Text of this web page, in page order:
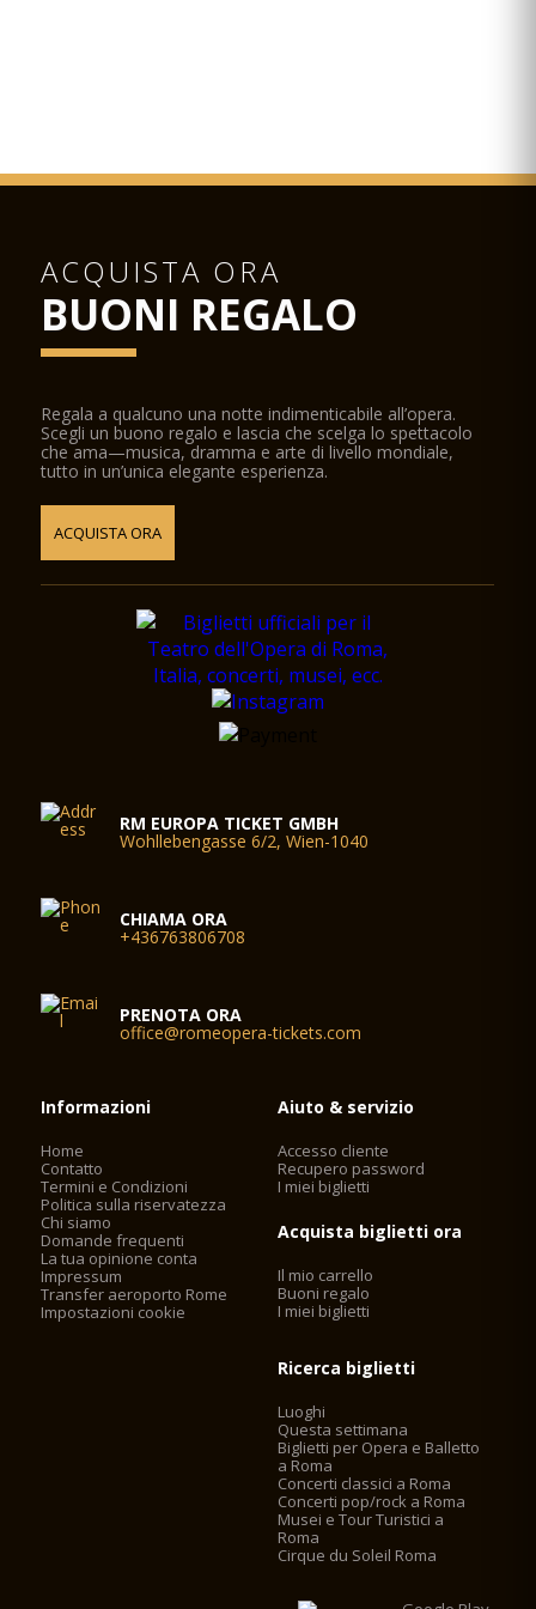
ACQUISTA ORA
BUONI REGALO
Regala a qualcuno una notte indimenticabile all’opera.
Scegli un buono regalo e lascia che scelga lo spettacolo
che ama—musica, dramma e arte di livello mondiale,
tutto in un’unica elegante esperienza.
ACQUISTA ORA
RM EUROPA TICKET GMBH
Wohllebengasse 6/2, Wien-1040
CHIAMA ORA
+436763806708
PRENOTA ORA
office@romeopera-tickets.com
Informazioni
Home
Contatto
Termini e Condizioni
Politica sulla riservatezza
Chi siamo
Domande frequenti
La tua opinione conta
Impressum
Transfer aeroporto Rome
Impostazioni cookie
Aiuto & servizio
Accesso cliente
Recupero password
I miei biglietti
Acquista biglietti ora
Il mio carrello
Buoni regalo
I miei biglietti
Ricerca biglietti
Luoghi
Questa settimana
Biglietti per Opera e Balletto
a Roma
Concerti classici a Roma
Concerti pop/rock a Roma
Musei e Tour Turistici a
Roma
Cirque du Soleil Roma